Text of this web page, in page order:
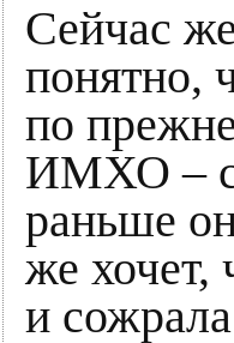
Сейчас
понятно,
по
ИМХО –
раньше
же хочет,
и